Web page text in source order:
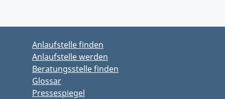
Anlaufstelle finden
Anlaufstelle werden
Beratungsstelle finden
Glossar
Pressespiegel